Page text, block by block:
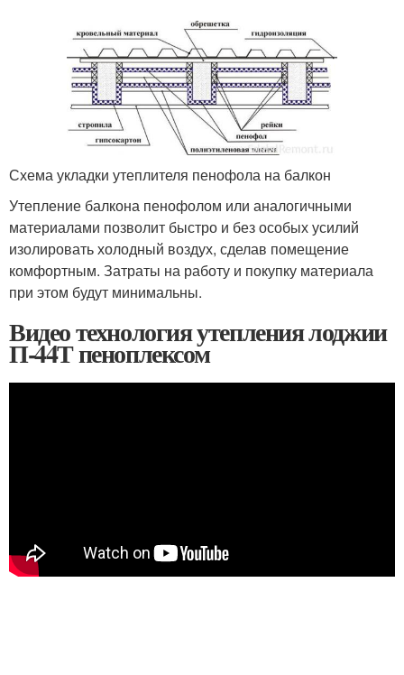
Схема укладки утеплителя пенофола на балкон
Утепление балкона пенофолом или аналогичными
материалами позволит быстро и без особых усилий
изолировать холодный воздух, сделав помещение
комфортным. Затраты на работу и покупку материала
при этом будут минимальны.
Видео технология утепления лоджии
П-44Т пеноплексом